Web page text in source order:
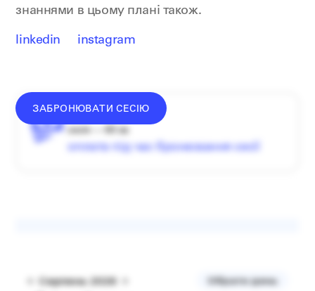
знаннями в цьому плані також.
linkedin instagram
ЗАБРОНЮВАТИ СЕСІЮ
оплата під час бронювання сесії